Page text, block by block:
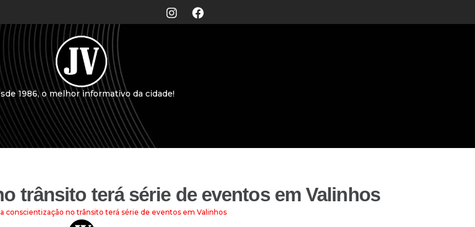
1986, o melhor informativo da cidade!
trânsito terá série de eventos em Valinhos
conscientização no trânsito terá série de eventos em Valinhos